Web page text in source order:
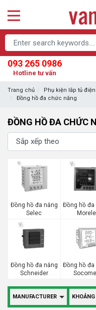
093 265 0986
Hotline tư vấn
Trang chủ Phụ kiện lắp tủ điện
Đồng hồ đa chức năng
ĐỒNG HỒ ĐA CHỨC
Đồng hồ đa năng
Selec
Đồng hồ đa
Morele
Đồng hồ đa năng
Schneider
Đồng hồ đa
MANUFACTURER